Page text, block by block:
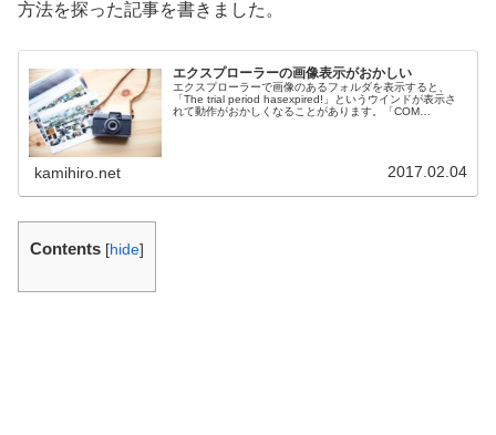
方法を探った記事を書きました。
エクスプローラーの画像表示がおかしい
エクスプローラーで画像のあるフォルダを表示すると、
「The trial period hasexpired!」というウインドが表示さ
れて動作がおかしくなることがあります。「COM
kamihiro.net 2017.02.04
Contents [hide]